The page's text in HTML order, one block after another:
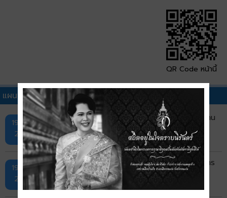
QR Code หน้านี้
แผนพัฒนาบุคลากรอื่นๆ
19 พ.ค.
2569
แต่งตั้งคณะทำงานขับเคลื่อนจริยธรรม เทศบาลเมืองบ้าน
เป็ด
19 พ.ค.
2569
หลักเกณฑ์การบริหารทรัพยากรบุคคล การประเมินผลการ
ปฏิบัติราชการ เทศบาลเมืองบ้านเป็ด